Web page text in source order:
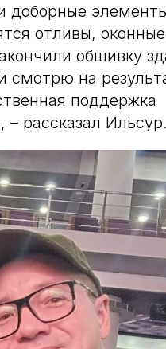
доборные
отливы, оконные
обшивку
на
поддержка
– рассказал Ильсур.